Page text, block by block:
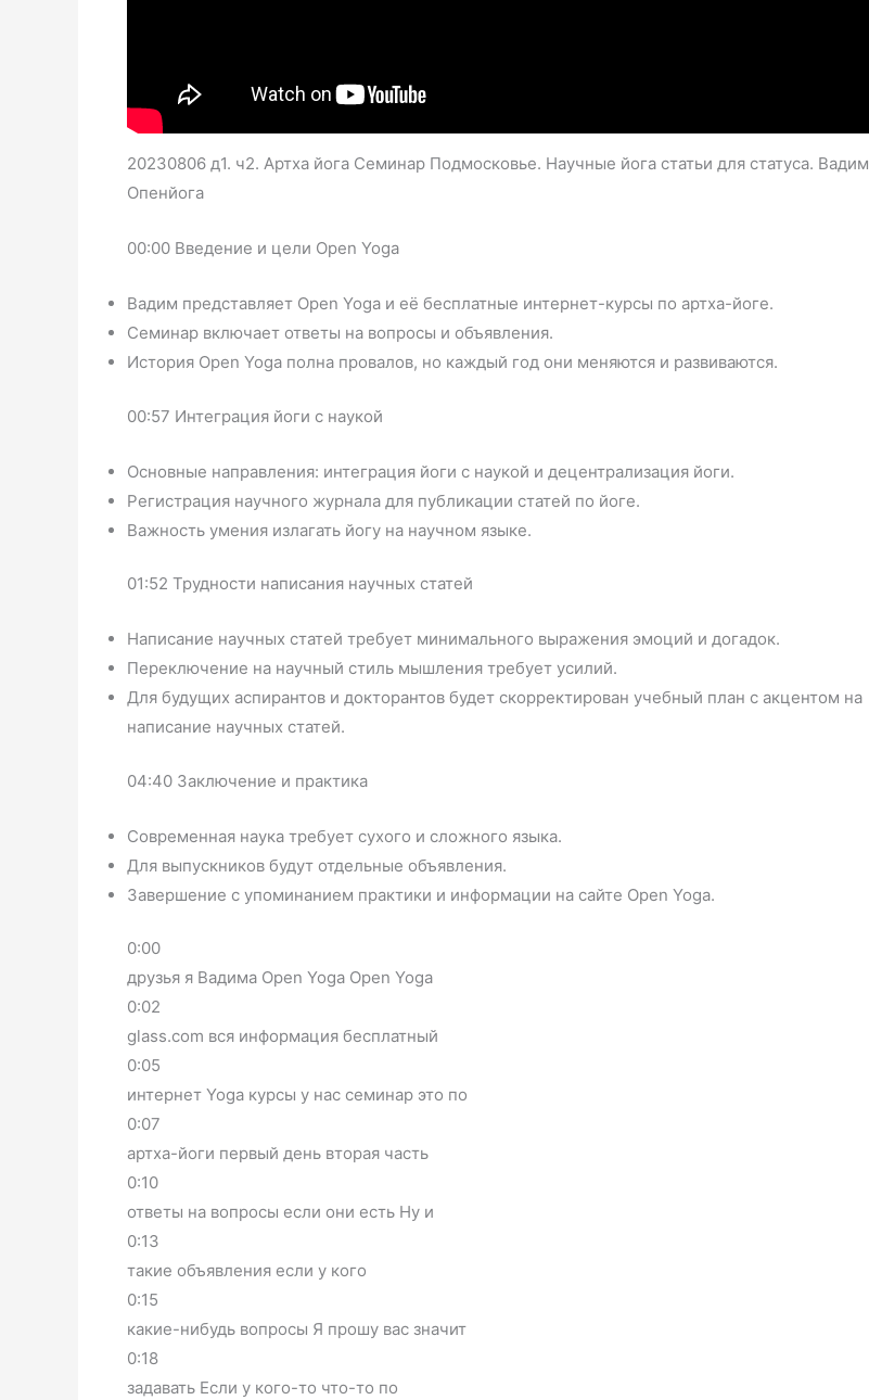
20230806 д1. ч2. Артха йога Семинар Подмосковье. Научные йога статьи для статуса. Вадим
Опенйога
00:00 Введение и цели Open Yoga
Вадим представляет Open Yoga и её бесплатные интернет-курсы по артха-йоге.
Семинар включает ответы на вопросы и объявления.
История Open Yoga полна провалов, но каждый год они меняются и развиваются.
00:57 Интеграция йоги с наукой
Основные направления: интеграция йоги с наукой и децентрализация йоги.
Регистрация научного журнала для публикации статей по йоге.
Важность умения излагать йогу на научном языке.
01:52 Трудности написания научных статей
Написание научных статей требует минимального выражения эмоций и догадок.
Переключение на научный стиль мышления требует усилий.
Для будущих аспирантов и докторантов будет скорректирован учебный план с акцентом на
написание научных статей.
04:40 Заключение и практика
Современная наука требует сухого и сложного языка.
Для выпускников будут отдельные объявления.
Завершение с упоминанием практики и информации на сайте Open Yoga.
0:00
друзья я Вадима Open Yoga Open Yoga
0:02
glass.com вся информация бесплатный
0:05
интернет Yoga курсы у нас семинар это по
0:07
артха-йоги первый день вторая часть
0:10
ответы на вопросы если они есть Ну и
0:13
такие объявления если у кого
0:15
какие-нибудь вопросы Я прошу вас значит
0:18
задавать Если у кого-то что-то по